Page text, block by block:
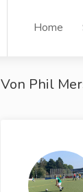
Home
Von Phil